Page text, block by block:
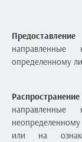
определенному
или на